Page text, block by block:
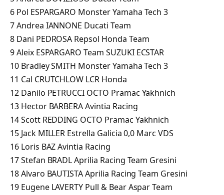
6 Pol ESPARGARO Monster Yamaha Tech 3
7 Andrea IANNONE Ducati Team
8 Dani PEDROSA Repsol Honda Team
9 Aleix ESPARGARO Team SUZUKI ECSTAR
10 Bradley SMITH Monster Yamaha Tech 3
11 Cal CRUTCHLOW LCR Honda
12 Danilo PETRUCCI OCTO Pramac Yakhnich
13 Hector BARBERA Avintia Racing
14 Scott REDDING OCTO Pramac Yakhnich
15 Jack MILLER Estrella Galicia 0,0 Marc VDS
16 Loris BAZ Avintia Racing
17 Stefan BRADL Aprilia Racing Team Gresini
18 Alvaro BAUTISTA Aprilia Racing Team Gresini
19 Eugene LAVERTY Pull & Bear Aspar Team